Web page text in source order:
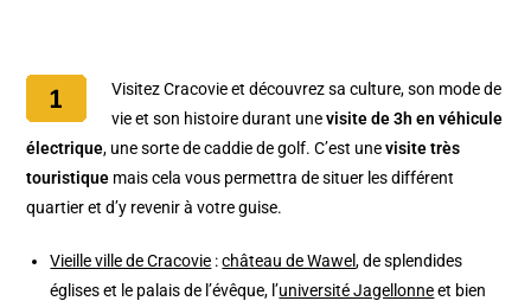
Visitez Cracovie et découvrez sa culture, son mode de
vie et son histoire durant unevisite de 3h en véhicule
électrique, une sorte de caddie de golf. C’est unevisite très
touristique mais cela vous permettra de situer les différent
quartier et d’y revenir à votre guise.
Vieille ville de Cracovie :château de Wawel, de splendides
églises et le palais de l’évêque, l’université Jagellonneet bien